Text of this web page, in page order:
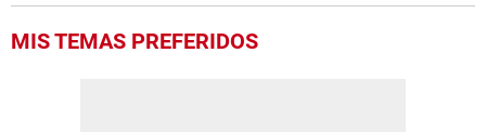
minute,
56
seconds
MIS TEMAS PREFERIDOS